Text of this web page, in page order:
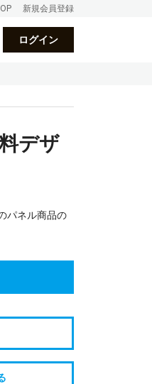
新規会員登録
ログイン
デザ
パネル商品の